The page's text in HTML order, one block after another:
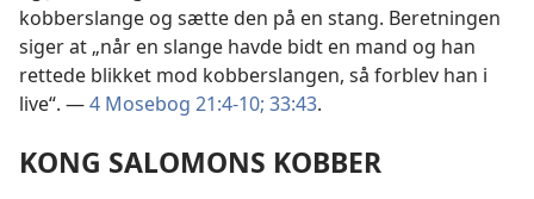
kobberslange og sætte den på en stang. Beretningen
siger at „når en slange havde bidt en mand og han
rettede blikket mod kobberslangen, så forblev han i
live“. —4 Mosebog 21:4-10; 33:43.
KONG SALOMONS KOBBER